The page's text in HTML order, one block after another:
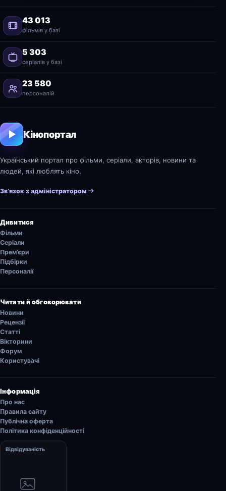
43 013
фільмів у базі
5 303
серіалів у базі
23 580
персоналій
Кінопортал
Український портал про фільми, серіали, акторів, новини та
людей, які люблять кіно.
Зв’язок з адміністратором
Дивитися
Фільми
Серіали
Прем’єри
Підбірки
Персоналії
Читати й обговорювати
Новини
Рецензії
Статті
Вікторини
Форум
Користувачі
Інформація
Про нас
Правила сайту
Публічна оферта
Політика конфіденційності
Відвідуваність